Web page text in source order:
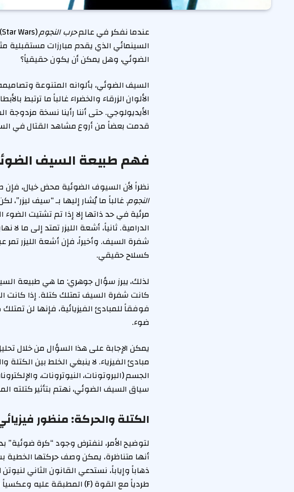
عندما نفكر في عالمحرب النجوم
السينمائي الذي يقدم مبارزات مستقبلية
الضوئي، وهل يمكن أن يكون حقيقياً؟
السيف الضوئي، بألوانه المتنوعة
الألوان الزرقاء والخضراء غالباً ما ترتبط
الأيديولوجي. حتى أننا رأينا نسخة
قدمت بعضاً من أروع مشاهد القتال في
فهم طبيعة السيف
نظراً لأن السيوف الضوئية محض خيال،
النجوم. غالباً ما يُشار إليها بـ “سيف ليزر”،
مرئية في حد ذاتها إلا إذا تم تشتيت
الدرامية. ثانياً، أشعة الليزر تمتد إلى
شفرة السيف. وأخيراً، فإن أشعة الليزر
كسلاح حقيقي.
لذلك، يبرز سؤال جوهري: ما هي طبيعة
فوفقاً للمبادئ الفيزيائية، فإنها لن
ضوء.
يمكن الإجابة على هذا السؤال من خلال
مبادئ الفيزياء. لا ينبغي الخلط بين
الجسم (البروتونات، النيوترونات،
سياق السيف الضوئي، نهتم بتأثير كتلته
الكتلة والحركة: منظور
لتوضيح الأمر، لنفترض وجود “كرة
أنها متناظرة، يمكن وصف حركتها الخطية
طردياً مع القوة (F) المطبقة عليه وعكسياً مع كتلته (m).